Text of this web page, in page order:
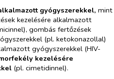
gyógyszerekkel, mint
kezelésére alkalmazott
gombás fertőzések
(pl. ketokonazollal)
gyógyszerekkel (HIV-
kezelésére
(pl. cimetidinnel).